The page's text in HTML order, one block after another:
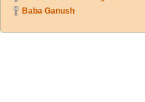
Baba Ganush